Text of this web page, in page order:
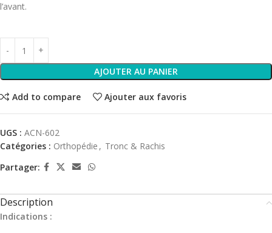
l’avant.
AJOUTER AU PANIER
Add to compare Ajouter aux favoris
UGS : ACN-602
Catégories : Orthopédie , Tronc & Rachis
Partager:
Description
Indications :